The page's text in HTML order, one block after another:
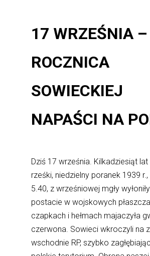
17 WRZEŚNIA –
ROCZNICA
SOWIECKIEJ
NAPAŚCI NA
Dziś 17 września. Kilkadziesiąt
rześki, niedzielny poranek 1939
5.40, z wrześniowej mgły
postacie w wojskowych
czapkach i hełmach majaczyła
czerwona. Sowieci wkroczyli na
wschodnie RP, szybko